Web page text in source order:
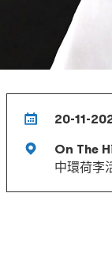
20-11-
On The
中環荷李